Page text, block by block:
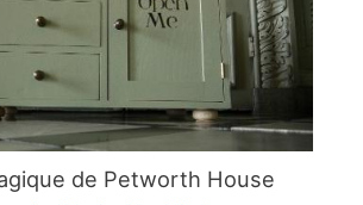
de Petworth House